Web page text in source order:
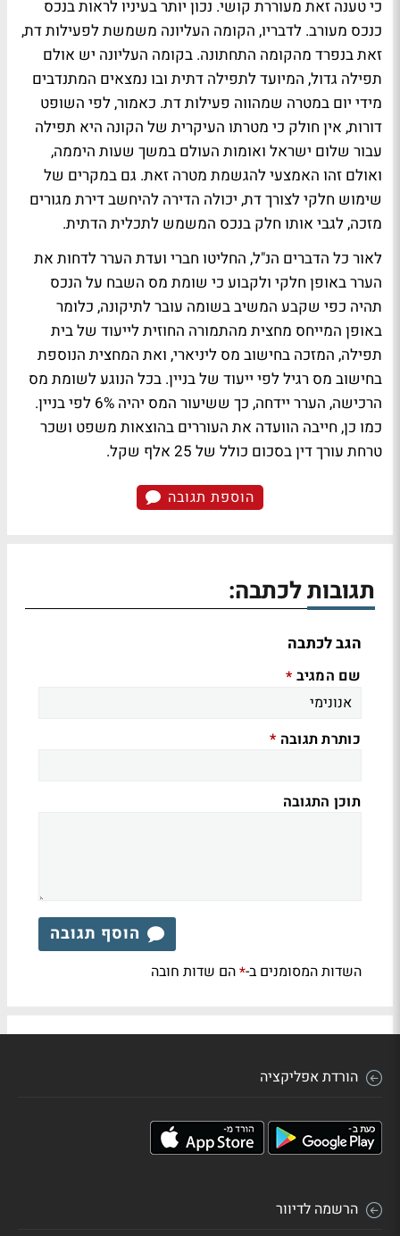
כי טענה זאת מעוררת קושי. נכון יותר בעיניו לראות בנכס
כנכס מעורב. לדבריו, הקומה העליונה משמשת לפעילות דת,
זאת בנפרד מהקומה התחתונה. בקומה העליונה יש אולם
תפילה גדול, המיועד לתפילה דתית ובו נמצאים המתנדבים
מידי יום במטרה שמהווה פעילות דת. כאמור, לפי השופט
דורות, אין חולק כי מטרתו העיקרית של הקונה היא תפילה
עבור שלום ישראל ואומות העולם במשך שעות היממה,
ואולם זהו האמצעי להגשמת מטרה זאת. גם במקרים של
שימוש חלקי לצורך דת, יכולה הדירה להיחשב דירת מגורים
מזכה, לגבי אותו חלק בנכס המשמש לתכלית הדתית.
לאור כל הדברים הנ"ל, החליטו חברי ועדת הערר לדחות את
הערר באופן חלקי ולקבוע כי שומת מס השבח על הנכס
תהיה כפי שקבע המשיב בשומה עובר לתיקונה, כלומר
באופן המייחס מחצית מהתמורה החוזית לייעוד של בית
תפילה, המזכה בחישוב מס ליניארי, ואת המחצית הנוספת
בחישוב מס רגיל לפי ייעוד של בניין. בכל הנוגע לשומת מס
הרכישה, הערר יידחה, כך ששיעור המס יהיה 6% לפי בניין.
כמו כן, חייבה הוועדה את העוררים בהוצאות משפט ושכר
טרחת עורך דין בסכום כולל של 25 אלף שקל.
הוספת תגובה
תגובות לכתבה:
הגב לכתבה
שם המגיב *
כותרת תגובה *
תוכן התגובה
הוסף תגובה
השדות המסומנים ב-*הם שדות חובה
הורדת אפליקציה
הרשמה לדיוור